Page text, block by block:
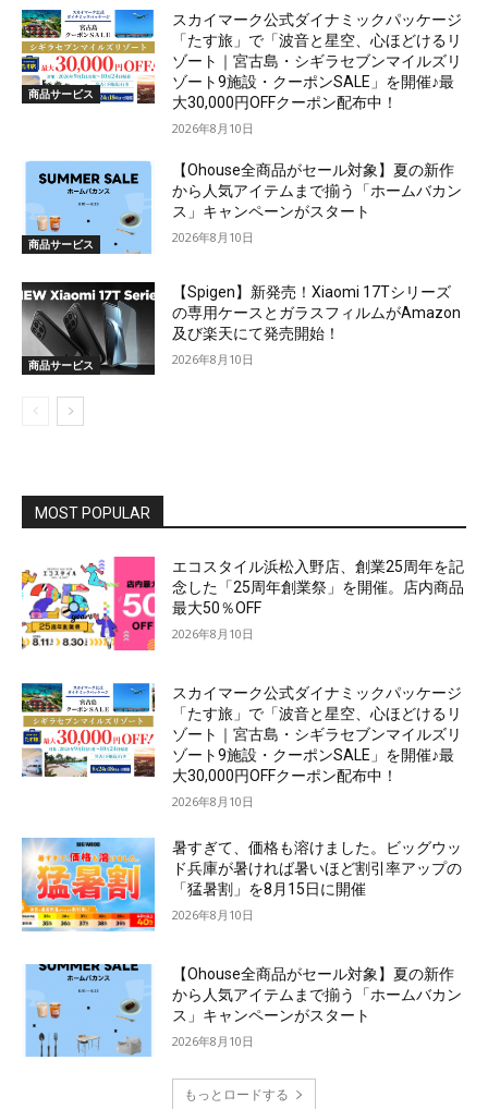
商品サービス
スカイマーク公式ダイナミックパッケージ
「たす旅」で「波音と星空、心ほどけるリ
ゾート｜宮古島・シギラセブンマイルズリ
ゾート9施設・クーポンSALE」を開催♪最
大30,000円OFFクーポン配布中！
2026年8月10日
商品サービス
【Ohouse全商品がセール対象】夏の新作
から人気アイテムまで揃う「ホームバカン
ス」キャンペーンがスタート
2026年8月10日
商品サービス
【Spigen】新発売！Xiaomi 17Tシリーズ
の専用ケースとガラスフィルムがAmazon
及び楽天にて発売開始！
2026年8月10日
MOST POPULAR
エコスタイル浜松入野店、創業25周年を記
念した「25周年創業祭」を開催。店内商品
最大50％OFF
2026年8月10日
スカイマーク公式ダイナミックパッケージ
「たす旅」で「波音と星空、心ほどけるリ
ゾート｜宮古島・シギラセブンマイルズリ
ゾート9施設・クーポンSALE」を開催♪最
大30,000円OFFクーポン配布中！
2026年8月10日
暑すぎて、価格も溶けました。ビッグウッ
ド兵庫が暑ければ暑いほど割引率アップの
「猛暑割」を8月15日に開催
2026年8月10日
【Ohouse全商品がセール対象】夏の新作
から人気アイテムまで揃う「ホームバカン
ス」キャンペーンがスタート
2026年8月10日
もっとロードする